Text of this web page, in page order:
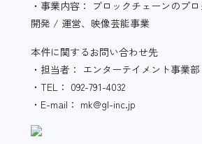
・事業内容： ブロックチェーンの
開発 / 運営、映像芸能事業
本件に関するお問い合わせ先
・担当者： エンターテイメント事業部
・TEL： 092-791-4032
・E-mail： mk@gl-inc.jp